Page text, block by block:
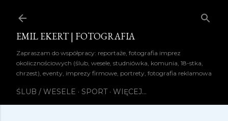
EMIL EKERT | FOTOGRAFIA
Zapraszam do współpracy: reportaże, fotografia imprez
okolicznościowych (ślub, wesele, studniówka, komunia, 18-stka,
chrzest), eventy, imprezy firmowe, portrety, fotografia reklamowa
ŚLUB / WESELE SPORT WIĘCEJ…